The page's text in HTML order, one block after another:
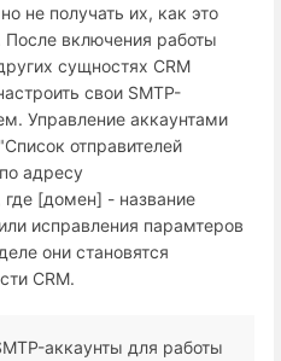
не получать их, как это
После включения работы
сущностях CRM
свои SMTP-
Управление аккаунтами
отправителей
адресу
где [домен] - название
исправления парамтеров
они становятся
CRM.
аккаунты для работы